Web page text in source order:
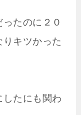
たのに２０
りキツかった
したにも関わ